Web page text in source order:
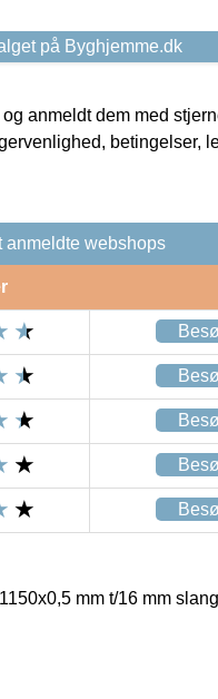
på Byghjemme.dk
anmeldt dem med
betingelser,
anmeldte webshops
mm t/16 mm